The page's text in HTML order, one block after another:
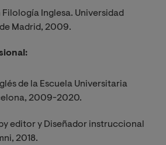
Inglesa. Universidad
Madrid, 2009.
de la Escuela Universitaria
2009-2020.
editor y Diseñador instruccional
2018.